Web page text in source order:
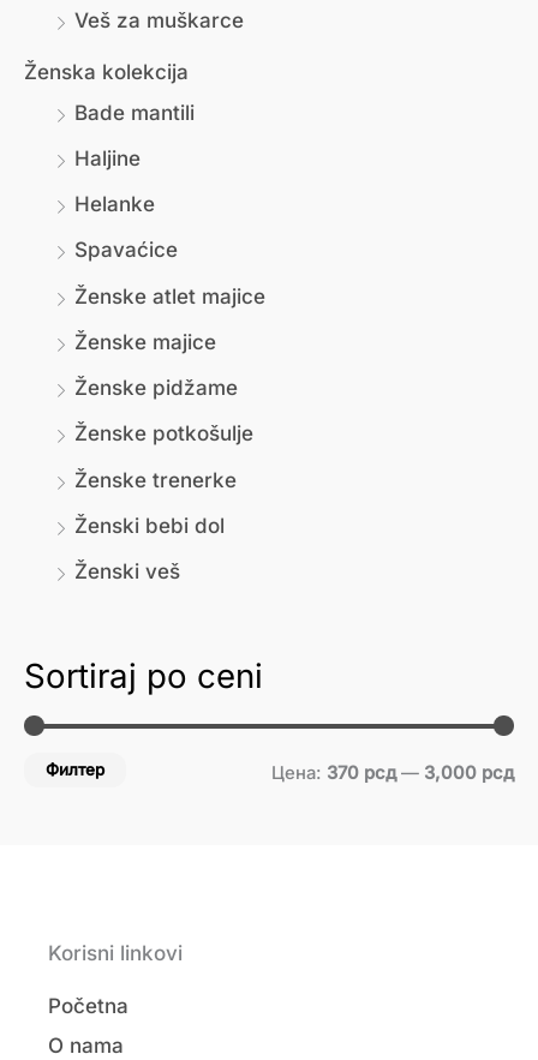
Veš za muškarce
Ženska kolekcija
Bade mantili
Haljine
Helanke
Spavaćice
Ženske atlet majice
Ženske majice
Ženske pidžame
Ženske potkošulje
Ženske trenerke
Ženski bebi dol
Ženski veš
Sortiraj po ceni
Филтер Цена: 370 рсд— 3,000 рсд
Korisni linkovi
Početna
O nama